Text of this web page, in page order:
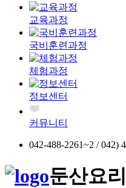
교육과정
국비훈련과정
체험과정
정보센터
커뮤니티
042-488-2261~2 / 042)
둔산요